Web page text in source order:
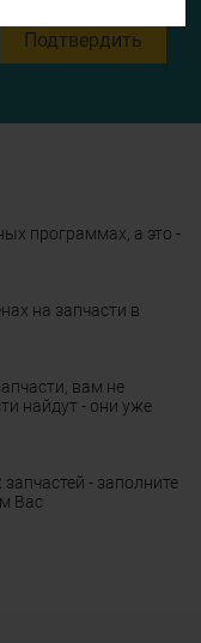
Подтвердить
программах, а это -
на запчасти в
вам не
найдут - они уже
- заполните
Вас